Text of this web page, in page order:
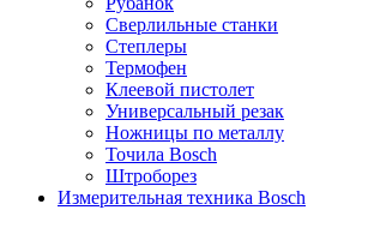
Сверлильные станки
Степлеры
Термофен
Клеевой пистолет
Универсальный резак
Ножницы по металлу
Точила Bosch
Штроборез
Измерительная техника Bosch